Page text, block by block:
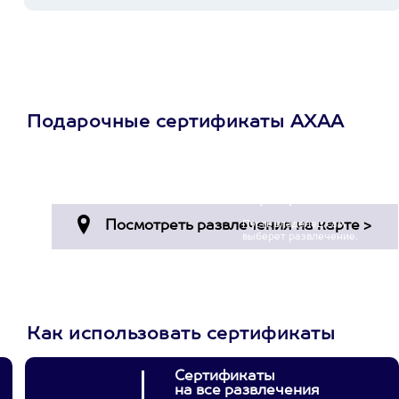
Подарочные сертификаты АХАА
Пусть владелец сам
выберет развлечение.
Как использовать сертификаты
Сертификаты
на все развлечения